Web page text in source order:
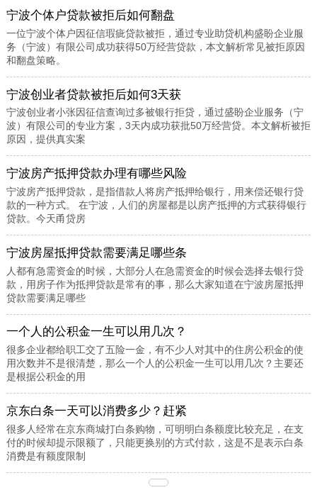
宁波个体户贷款被拒后如何翻盘
一位宁波个体户因征信瑕疵贷款被拒，通过专业助贷机构盛盼企业服
务（宁波）有限公司成功获得50万经营贷款，本文解析常见被拒原因
和翻盘策略。
宁波创业者贷款被拒后如何3天获
宁波创业者小张因征信查询过多被银行拒贷，通过盛盼企业服务（宁
波）有限公司的专业方案，3天内成功获批50万经营贷。本文解析被拒
原因，提供真实案
宁波房产抵押贷款办理有哪些风险
宁波房产抵押贷款，是指借款人将房产抵押给银行，用来偿还银行贷
款的一种方式。 在宁波，人们的房屋都是以房产抵押的方式获得银行
贷款。今天甬贷房
宁波房屋抵押贷款需要满足哪些条
人都有急需资金的时候，大部分人在急需资金的时候会选择去银行贷
款，用房子作为抵押贷款是常有的事，那么大家知道在宁波房屋抵押
贷款需要满足哪些
一个人的公积金一生可以用几次？
很多企业都给职工交了五险一金，有不少人对其中的住房公积金的使
用次数并不是很清楚，那么一个人的公积金一生可以用几次？主要还
是根据公积金的用
京东白条一天可以消费多少？赶紧
很多人经常在京东商城打白条购物，可明明白条额度比较充足，在支
付的时候却提示限额了，只能更换别的方式付款，这是不是表示白条
消费是有额度限制